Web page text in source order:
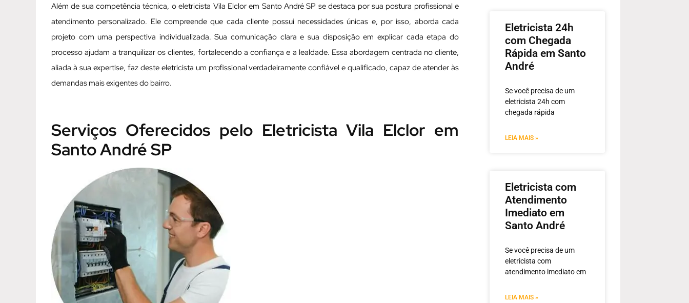
Além de sua competência técnica, o eletricista Vila Elclor em Santo André SP se destaca por sua postura profissional e
atendimento personalizado. Ele compreende que cada cliente possui necessidades únicas e, por isso, aborda cada
projeto com uma perspectiva individualizada. Sua comunicação clara e sua disposição em explicar cada etapa do
processo ajudam a tranquilizar os clientes, fortalecendo a confiança e a lealdade. Essa abordagem centrada no cliente,
aliada à sua expertise, faz deste eletricista um profissional verdadeiramente confiável e qualificado, capaz de atender às
demandas mais exigentes do bairro.
Serviços Oferecidos pelo Eletricista Vila Elclor em
Santo André SP
Eletricista 24h
com Chegada
Rápida em Santo
André
Se você precisa de um
eletricista 24h com
chegada rápida
LEIA MAIS »
Eletricista com
Atendimento
Imediato em
Santo André
Se você precisa de um
eletricista com
atendimento imediato em
LEIA MAIS »